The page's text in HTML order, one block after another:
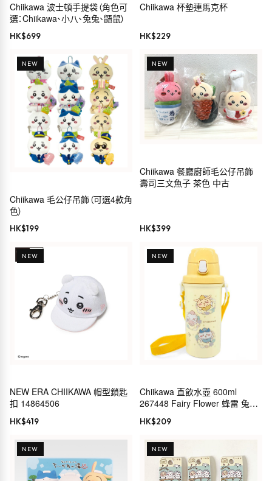
Chiikawa 波士頓手提袋（角色可
選：Chiikawa、小八、兔兔、鼯鼠）
HK$699
Chiikawa 杯墊連馬克杯
HK$229
NEW
Chiikawa 毛公仔吊飾（可選4款角
色）
HK$199
NEW
Chiikawa 餐廳廚師毛公仔吊飾
壽司三文魚子 茶色 中古
HK$399
NEW
NEW ERA CHIIKAWA 帽型鎖匙
扣 14864506
HK$419
NEW
Chiikawa 直飲水壺 600ml
267448 Fairy Flower 蜂雷 兔
CHIIKAWA 小小可愛的東西 長野
HK$209
NEW NEW